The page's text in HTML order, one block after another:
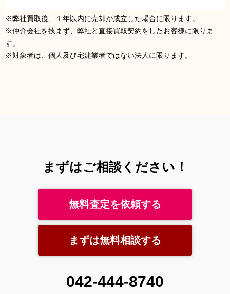
※弊社買取後、１年以内に売却が成⽴した場合に限ります。
※仲介会社を挟まず、弊社と直接買取契約をしたお客様に限りま
す。
※対象者は、個⼈及び宅建業者ではない法⼈に限ります。
まずはご相談ください！
無料査定を依頼する
まずは無料相談する
042-444-8740